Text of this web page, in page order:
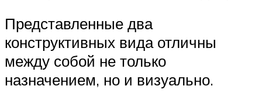
Представленные два
конструктивных вида отличны
между собой не только
назначением, но и визуально.